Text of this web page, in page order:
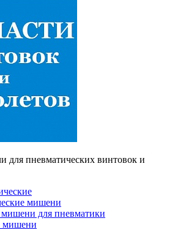
для пневматических винтовок и
мишени
для пневматики
мишени